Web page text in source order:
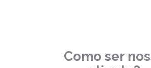
Como ser